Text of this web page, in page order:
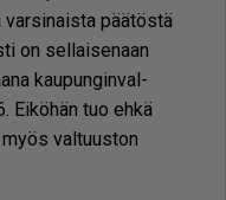
pää­tös­tä
on sel­lai­se­naan
kau­pun­gin­val­
Ei­kö­hän tuo eh­kä
val­tuus­ton